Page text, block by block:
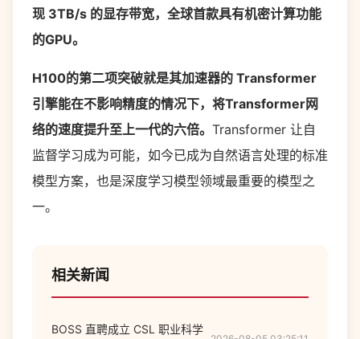
现 3TB/s 的显存带宽，全球首款具有机密计算功能
的GPU。
H100的第二项突破就是其加速器的 Transformer
引擎能在不影响精度的情况下，将Transformer网
络的速度提升至上一代的六倍。 Transformer 让自
监督学习成为可能，如今已成为自然语言处理的标准
模型方案，也是深度学习模型领域最重要的模型之
一。
相关新闻
BOSS 直聘成立 CSL 职业科学